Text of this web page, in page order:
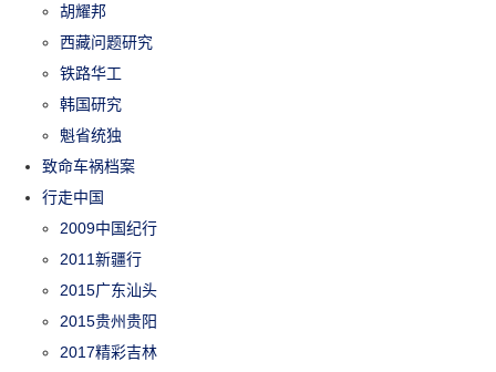
胡耀邦
西藏问题研究
铁路华工
韩国研究
魁省统独
致命车祸档案
行走中国
2009中国纪行
2011新疆行
2015广东汕头
2015贵州贵阳
2017精彩吉林